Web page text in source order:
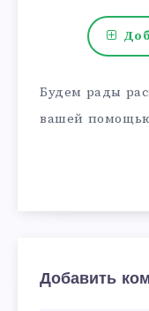
Будем рады
вашей
Добавить